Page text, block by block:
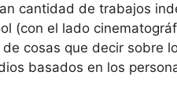
cantidad de trabajos
(con el lado
cosas que decir sobre
basados ​​​​en los